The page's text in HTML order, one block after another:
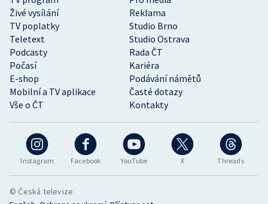
Instagram Facebook YouTube X Threads
Živé vysílání
Reklama
TV poplatky
Studio Brno
Teletext
Studio Ostrava
Podcasty
Rada ČT
Počasí
Kariéra
E-shop
Podávání námětů
Mobilní a TV aplikace
Časté dotazy
Vše o ČT
Kontakty
© Česká televize